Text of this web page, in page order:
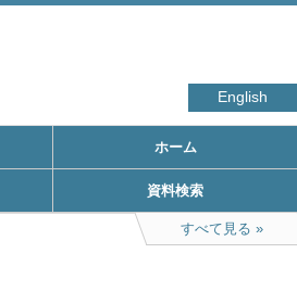
English
ホーム
資料検索
すべて見る